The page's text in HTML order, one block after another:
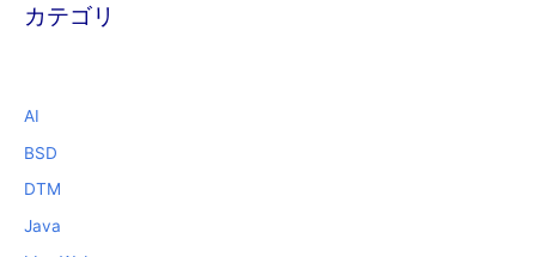
カテゴリ
AI
BSD
DTM
Java